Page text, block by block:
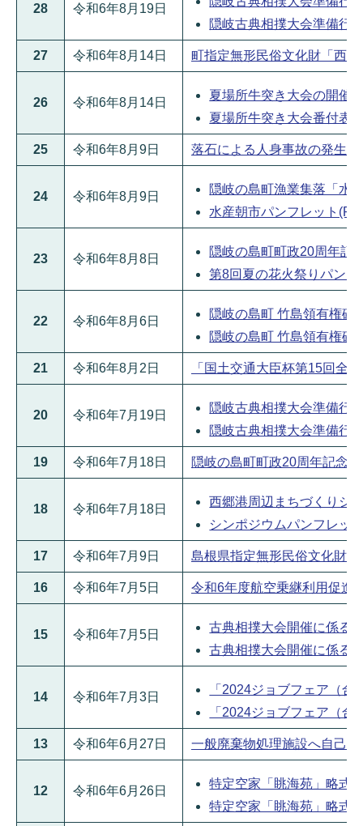
28 令和6年8月19日
隠岐古典相撲大会準備行
27 令和6年8月14日 町指定無形民俗文化財「西
26 令和6年8月14日
夏場所牛突き大会の開催
夏場所牛突き大会番付表
25 令和6年8月9日 落石による人身事故の発生
24 令和6年8月9日
隠岐の島町漁業集落「水
水産朝市パンフレット
23 令和6年8月8日
隠岐の島町町政20周年記
第8回夏の花火祭りパン
22 令和6年8月6日
隠岐の島町 竹島領有権確
隠岐の島町 竹島領有権確
21 令和6年8月2日 「国土交通大臣杯第15回全
20 令和6年7月19日
隠岐古典相撲大会準備行
隠岐古典相撲大会準備行
19 令和6年7月18日 隠岐の島町町政20周年記念
18 令和6年7月18日
西郷港周辺まちづくりシ
シンポジウムパンフレッ
17 令和6年7月9日 島根県指定無形民俗文化財
16 令和6年7月5日 令和6年度航空乗継利用促進
15 令和6年7月5日
古典相撲大会開催に係る
古典相撲大会開催に係る
14 令和6年7月3日
「2024ジョブフェア（
「2024ジョブフェア（
13 令和6年6月27日 一般廃棄物処理施設へ自己
12 令和6年6月26日
特定空家「眺海苑」略式
特定空家「眺海苑」略式